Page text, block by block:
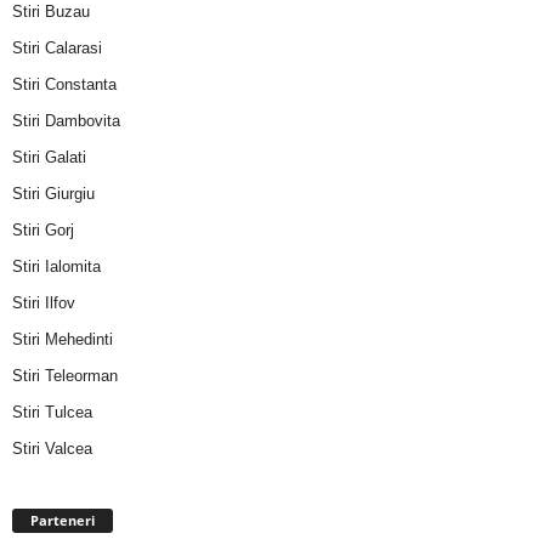
Stiri Buzau
Stiri Calarasi
Stiri Constanta
Stiri Dambovita
Stiri Galati
Stiri Giurgiu
Stiri Gorj
Stiri Ialomita
Stiri Ilfov
Stiri Mehedinti
Stiri Teleorman
Stiri Tulcea
Stiri Valcea
Parteneri